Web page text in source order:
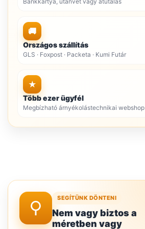
🚚
Országos szállítás
GLS · Foxpost · Packeta · Kumi Futár
★
Több ezer ügyfél
Megbízható árnyékolástechnikai webshop
SEGÍTÜNK DÖNTENI
Nem vagy biztos a
méretben vagy